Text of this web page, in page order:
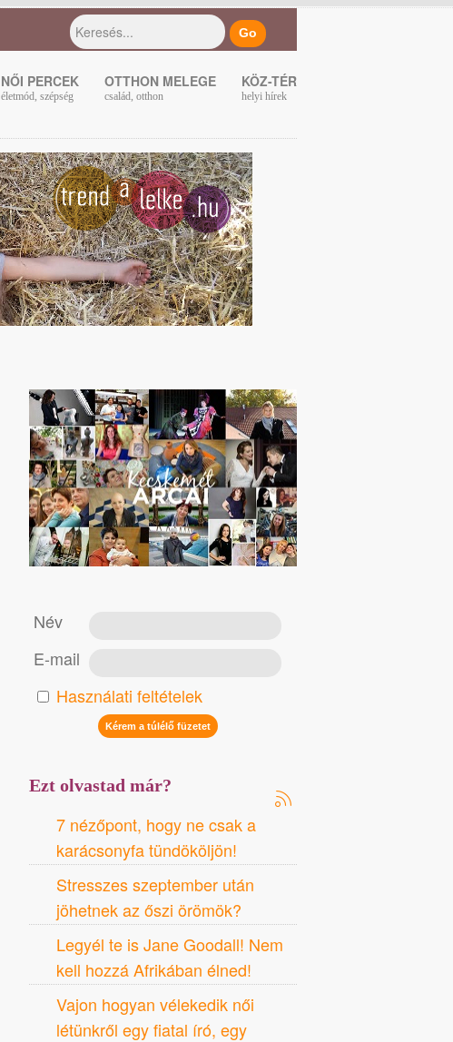
NŐI PERCEK
életmód, szépség
OTTHON MELEGE
család, otthon
KÖZ-TÉR
helyi hírek
Név
E-mail
Használati feltételek
Ezt olvastad már?
7 nézőpont, hogy ne csak a
karácsonyfa tündököljön!
Stresszes szeptember után
jöhetnek az őszi örömök?
Legyél te is Jane Goodall! Nem
kell hozzá Afrikában élned!
Vajon hogyan vélekedik női
létünkről egy fiatal író, egy